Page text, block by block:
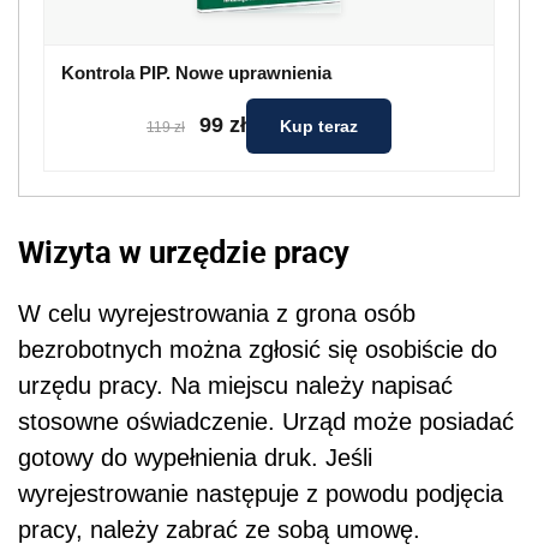
Kontrola PIP. Nowe uprawnienia
119 zł 99 zł Kup teraz
Wizyta w urzędzie pracy
W celu wyrejestrowania z grona osób
bezrobotnych można zgłosić się osobiście do
urzędu pracy. Na miejscu należy napisać
stosowne oświadczenie. Urząd może posiadać
gotowy do wypełnienia druk. Jeśli
wyrejestrowanie następuje z powodu podjęcia
pracy, należy zabrać ze sobą umowę.